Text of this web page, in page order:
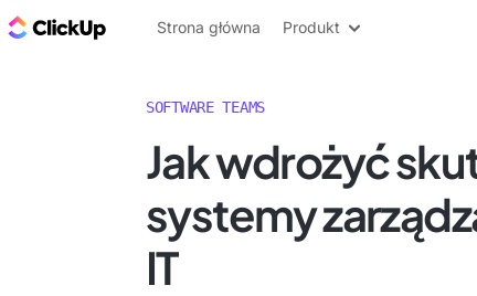
ClickUp Blog
Strona główna Produkt
SOFTWARE TEAMS
Jak wdrożyć
systemy
IT